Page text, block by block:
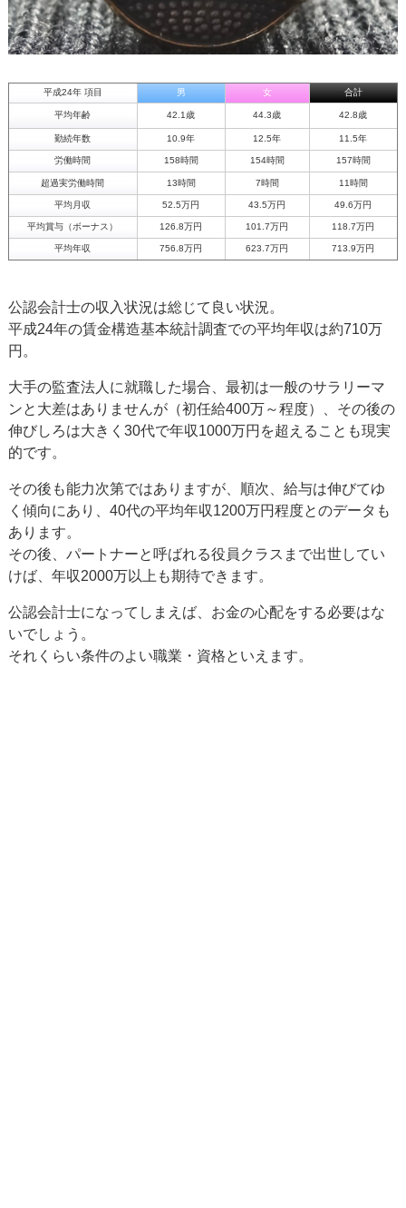
平成24年 項目 男 女 合計
平均年齢 42.1歳 44.3歳 42.8歳
勤続年数 10.9年 12.5年 11.5年
労働時間 158時間 154時間 157時間
超過実労働時間 13時間 7時間 11時間
平均月収 52.5万円 43.5万円 49.6万円
平均賞与（ボーナス） 126.8万円 101.7万円 118.7万円
平均年収 756.8万円 623.7万円 713.9万円
公認会計士の収入状況は総じて良い状況。
平成24年の賃金構造基本統計調査での平均年収は約710万
円。
大手の監査法人に就職した場合、最初は一般のサラリーマ
ンと大差はありませんが（初任給400万～程度）、その後の
伸びしろは大きく30代で年収1000万円を超えることも現実
的です。
その後も能力次第ではありますが、順次、給与は伸びてゆ
く傾向にあり、40代の平均年収1200万円程度とのデータも
あります。
その後、パートナーと呼ばれる役員クラスまで出世してい
けば、年収2000万以上も期待できます。
公認会計士になってしまえば、お金の心配をする必要はな
いでしょう。
それくらい条件のよい職業・資格といえます。